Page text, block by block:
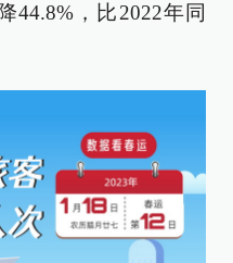
44.8%，比2022年同